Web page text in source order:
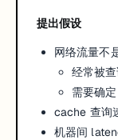
提出假设
网络流量不
经常被
需要确
cache 查询
机器间